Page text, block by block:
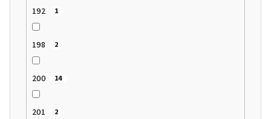
192 1
198 2
200 14
201 2